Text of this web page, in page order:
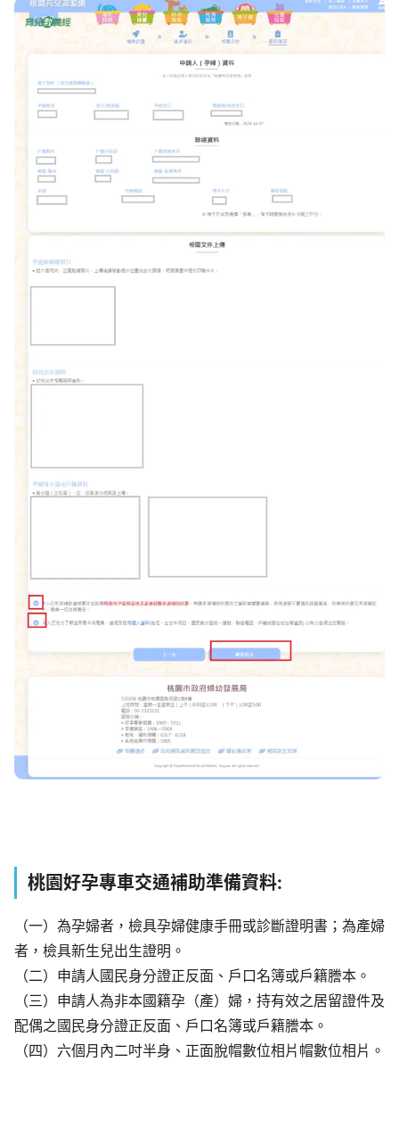
桃園好孕專車交通補助準備資料:
（一）為孕婦者，檢具孕婦健康手冊或診斷證明書；為產婦
者，檢具新生兒出生證明。
（二）申請人國民身分證正反面、戶口名簿或戶籍謄本。
（三）申請人為非本國籍孕（產）婦，持有效之居留證件及
配偶之國民身分證正反面、戶口名簿或戶籍謄本。
（四）六個月內二吋半身、正面脫帽數位相片帽數位相片。